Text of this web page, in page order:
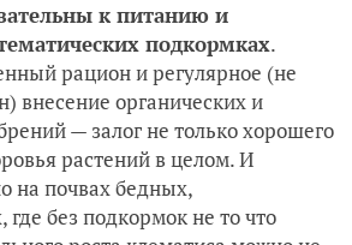
к питанию и
подкормках.
рацион и регулярное (не
внесение органических и
— залог не только хорошего
растений в целом. И
на почвах бедных,
без подкормок не то что